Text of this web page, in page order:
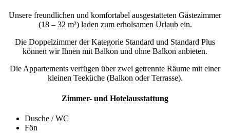
Unsere freundlichen und komfortabel ausgestatteten Gästezimmer
(18 – 32 m²) laden zum erholsamen Urlaub ein.
Die Doppelzimmer der Kategorie Standard und Standard Plus
können wir Ihnen mit Balkon und ohne Balkon anbieten.
Die Appartements verfügen über zwei getrennte Räume mit einer
kleinen Teeküche (Balkon oder Terrasse).
Zimmer- und Hotelausstattung
Dusche / WC
Fön